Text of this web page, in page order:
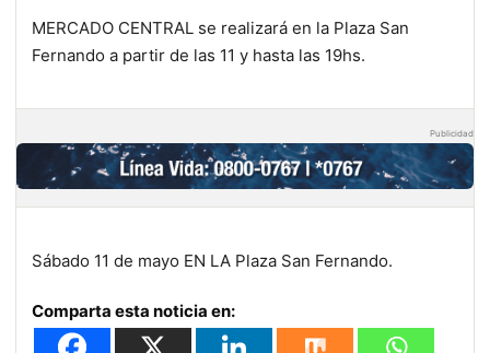
MERCADO CENTRAL se realizará en la Plaza San
Fernando a partir de las 11 y hasta las 19hs.
Publicidad
Sábado 11 de mayo EN LA Plaza San Fernando.
Comparta esta noticia en: